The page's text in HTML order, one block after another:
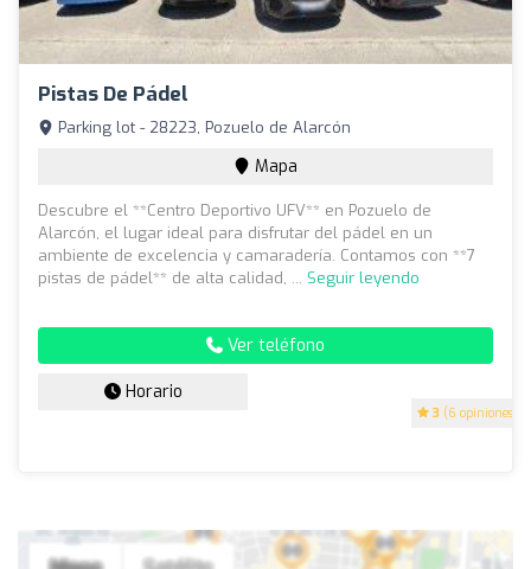
Pistas De Pádel
3 (6 opiniones)
Parking lot - 28223, Pozuelo de Alarcón
Mapa
Descubre el **Centro Deportivo UFV** en Pozuelo de
Alarcón, el lugar ideal para disfrutar del pádel en un
ambiente de excelencia y camaradería. Contamos con **7
pistas de pádel** de alta calidad, ... Seguir leyendo
Ver teléfono
Horario